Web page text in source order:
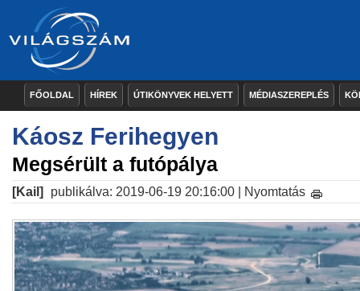
FŐOLDAL HÍREK ÚTIKÖNYVEK HELYETT MÉDIASZEREPLÉS
Káosz Ferihegyen
Megsérült a futópálya
[Kail] publikálva: 2019-06-19 20:16:00 | Nyomtatás